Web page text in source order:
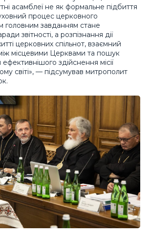
асамблеї не як формальне підбиття
процес церковного
головним завданням стане
звітності, а розпізнання дії
церковних спільнот, взаємний
місцевими Церквами та пошук
здійснення місії
світі», — підсумував митрополит